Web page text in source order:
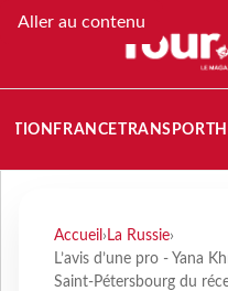
Aller au contenu
FRANCETRANSPORT
Accueil › La Russie›
L’avis d’une pro - Yana
Saint-Pétersbourg du